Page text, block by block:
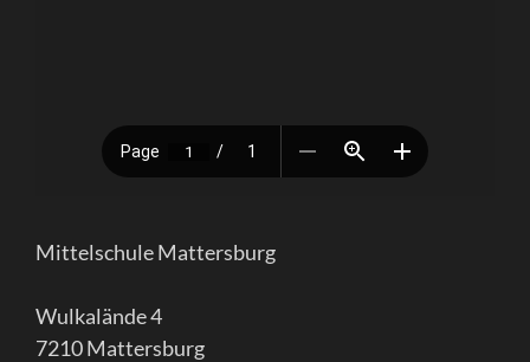
Mittelschule Mattersburg
Wulkalände 4
7210 Mattersburg